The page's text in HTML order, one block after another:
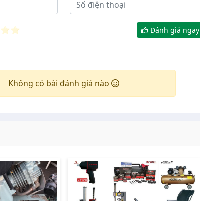
⭐⭐ Đánh giá ngay
Không có bài đánh giá nào